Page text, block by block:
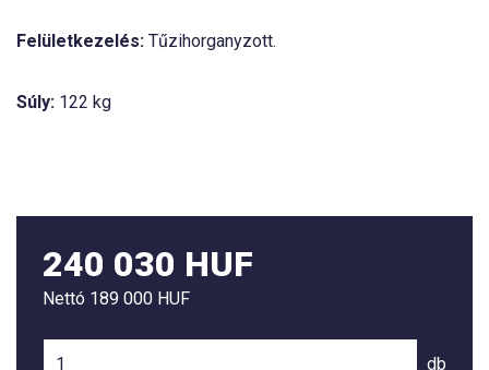
Felületkezelés: Tűzihorganyzott.
Súly: 122 kg
240 030 HUF
Nettó 189 000 HUF
db